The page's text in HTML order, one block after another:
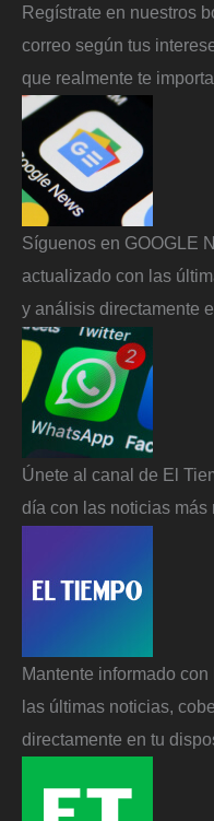
Regístrate en nuestros
correo según tus
que realmente te
Síguenos en GOOGLE
actualizado con las
y análisis directamente
Únete al canal de El
día con las noticias más
Mantente informado
las últimas noticias,
directamente en tu